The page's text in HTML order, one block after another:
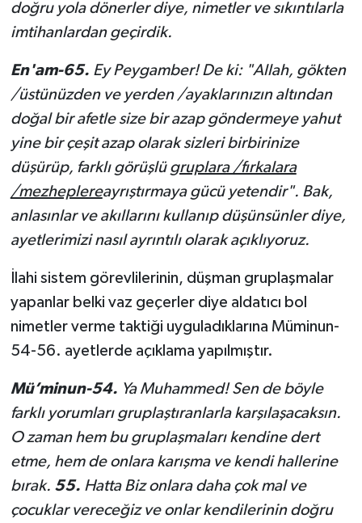
doğru yola dönerler diye, nimetler ve sıkıntılarla
imtihanlardan geçirdik.
En'am-65. Ey Peygamber! De ki: "Allah, gökten
/üstünüzden ve yerden /ayaklarınızın altından
doğal bir afetle size bir azap göndermeye yahut
yine bir çeşit azap olarak sizleri birbirinize
düşürüp, farklı görüşlü gruplara /fırkalara
/mezheplereayrıştırmaya gücü yetendir". Bak,
anlasınlar ve akıllarını kullanıp düşünsünler diye,
ayetlerimizi nasıl ayrıntılı olarak açıklıyoruz.
İlahi sistem görevlilerinin, düşman gruplaşmalar
yapanlar belki vaz geçerler diye aldatıcı bol
nimetler verme taktiği uyguladıklarına Müminun-
54-56. ayetlerde açıklama yapılmıştır.
Mü’minun-54. Ya Muhammed! Sen de böyle
farklı yorumları gruplaştıranlarla karşılaşacaksın.
O zaman hem bu gruplaşmaları kendine dert
etme, hem de onlara karışma ve kendi hallerine
bırak. 55. Hatta Biz onlara daha çok mal ve
çocuklar vereceğiz ve onlar kendilerinin doğru